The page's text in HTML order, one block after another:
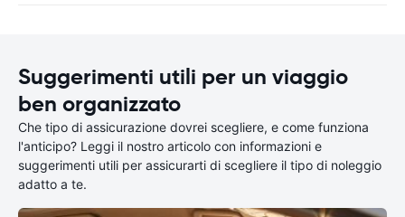
Suggerimenti utili per un viaggio
ben organizzato
Che tipo di assicurazione dovrei scegliere, e come funziona
l'anticipo? Leggi il nostro articolo con informazioni e
suggerimenti utili per assicurarti di scegliere il tipo di noleggio
adatto a te.